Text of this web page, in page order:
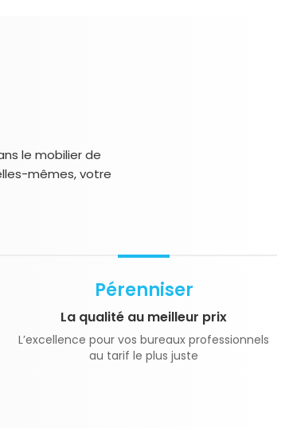
le mobilier de
mêmes, votre
Pérenniser
La qualité au meilleur prix
L’excellence pour vos bureaux professionnels
au tarif le plus juste